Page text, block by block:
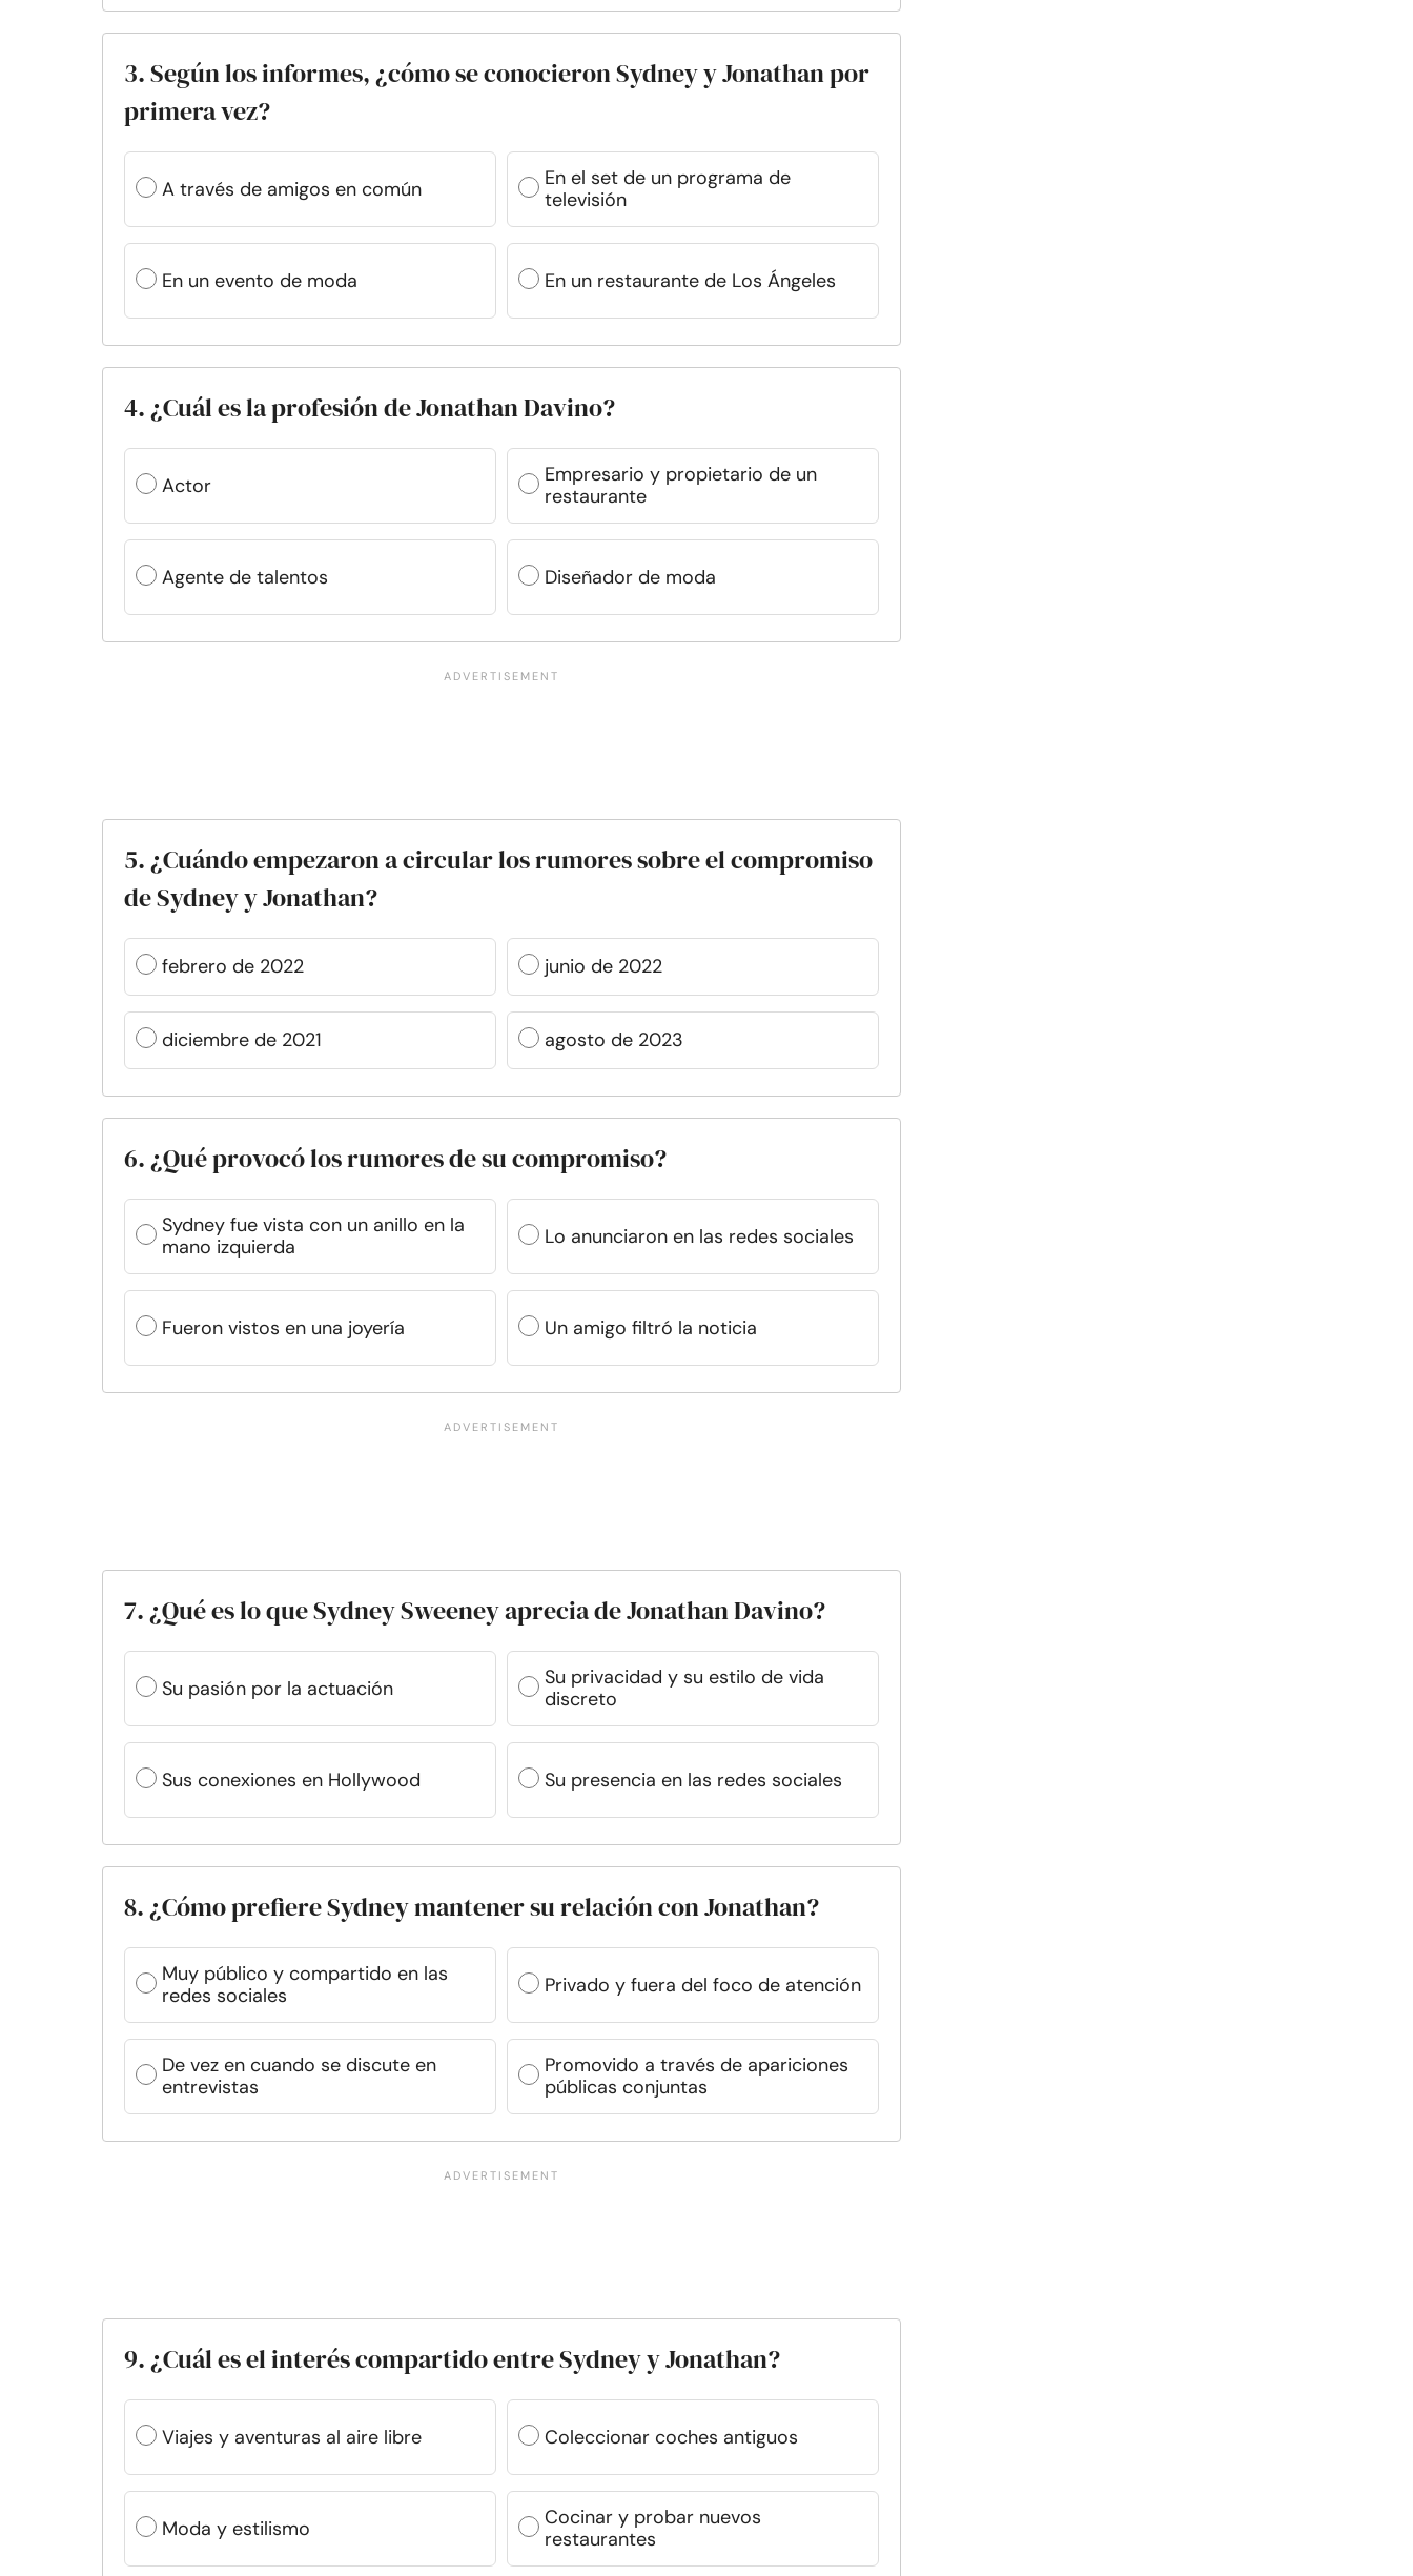
3. Según los informes, ¿cómo se conocieron Sydney y Jonathan por
primera vez?
A través de amigos en común
En el set de un programa de
televisión
En un evento de moda En un restaurante de Los Ángeles
4. ¿Cuál es la profesión de Jonathan Davino?
Actor
Empresario y propietario de un
restaurante
Agente de talentos Diseñador de moda
5. ¿Cuándo empezaron a circular los rumores sobre el compromiso
de Sydney y Jonathan?
febrero de 2022 junio de 2022
diciembre de 2021 agosto de 2023
6. ¿Qué provocó los rumores de su compromiso?
Sydney fue vista con un anillo en la
mano izquierda
Lo anunciaron en las redes sociales
Fueron vistos en una joyería Un amigo filtró la noticia
7. ¿Qué es lo que Sydney Sweeney aprecia de Jonathan Davino?
Su pasión por la actuación
Su privacidad y su estilo de vida
discreto
Sus conexiones en Hollywood Su presencia en las redes sociales
8. ¿Cómo prefiere Sydney mantener su relación con Jonathan?
Muy público y compartido en las
redes sociales
Privado y fuera del foco de atención
De vez en cuando se discute en
entrevistas
Promovido a través de apariciones
públicas conjuntas
9. ¿Cuál es el interés compartido entre Sydney y Jonathan?
Viajes y aventuras al aire libre Coleccionar coches antiguos
Moda y estilismo
Cocinar y probar nuevos
restaurantes